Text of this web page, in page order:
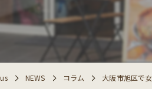
NEWS コラム 大阪市旭区で